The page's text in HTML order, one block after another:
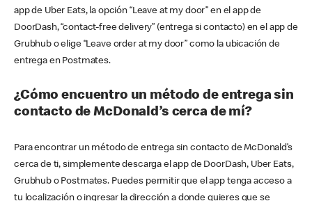
app de Uber Eats, la opción “Leave at my door” en el app de
DoorDash, “contact-free delivery” (entrega si contacto) en el app de
Grubhub o elige “Leave order at my door” como la ubicación de
entrega en Postmates.
¿Cómo encuentro un método de entrega sin
contacto de McDonald’s cerca de mí?
Para encontrar un método de entrega sin contacto de McDonald’s
cerca de ti, simplemente descarga el app de DoorDash, Uber Eats,
Grubhub o Postmates. Puedes permitir que el app tenga acceso a
tu localización o ingresar la dirección a donde quieres que se